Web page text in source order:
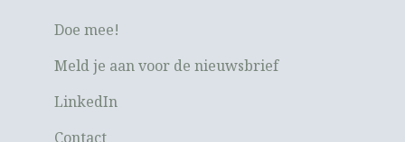
Doe mee!
Meld je aan voor de nieuwsbrief
LinkedIn
Contact